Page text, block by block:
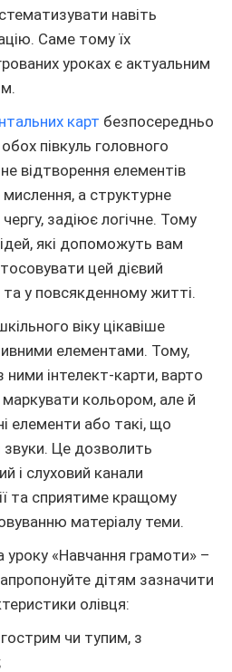
навіть
Саме тому їх
уроках є актуальним
карт безпосередньо
півкуль головного
відтворення елементів
а структурне
задіює логічне. Тому
які допоможуть вам
цей дієвий
та у повсякденному житті.
віку цікавіше
елементами. Тому,
інтелект-карти, варто
кольором, але й
елементи або такі, що
звуки. Це дозволить
і слуховий канали
та сприятиме кращому
матеріалу теми.
«Навчання грамоти» –
дітям зазначити
олівця:
чи тупим, з